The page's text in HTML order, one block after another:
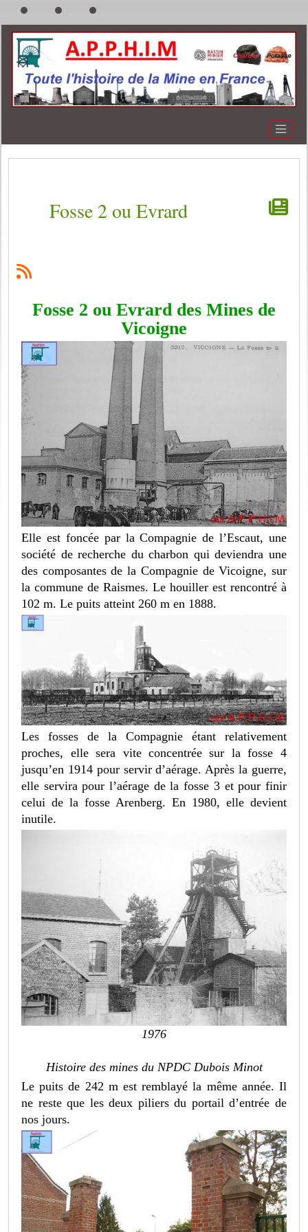
Fosse 2 ou Evrard
Fosse 2 ou Evrard des Mines de
Vicoigne
Elle est foncée par la Compagnie de l’Escaut, une
société de recherche du charbon qui deviendra une
des composantes de la Compagnie de Vicoigne, sur
la commune de Raismes. Le houiller est rencontré à
102 m. Le puits atteint 260 m en 1888.
Les fosses de la Compagnie étant relativement
proches, elle sera vite concentrée sur la fosse 4
jusqu’en 1914 pour servir d’aérage. Après la guerre,
elle servira pour l’aérage de la fosse 3 et pour finir
celui de la fosse Arenberg. En 1980, elle devient
inutile.
1976
Histoire des mines du NPDC Dubois Minot
Le puits de 242 m est remblayé la même année. Il
ne reste que les deux piliers du portail d’entrée de
nos jours.